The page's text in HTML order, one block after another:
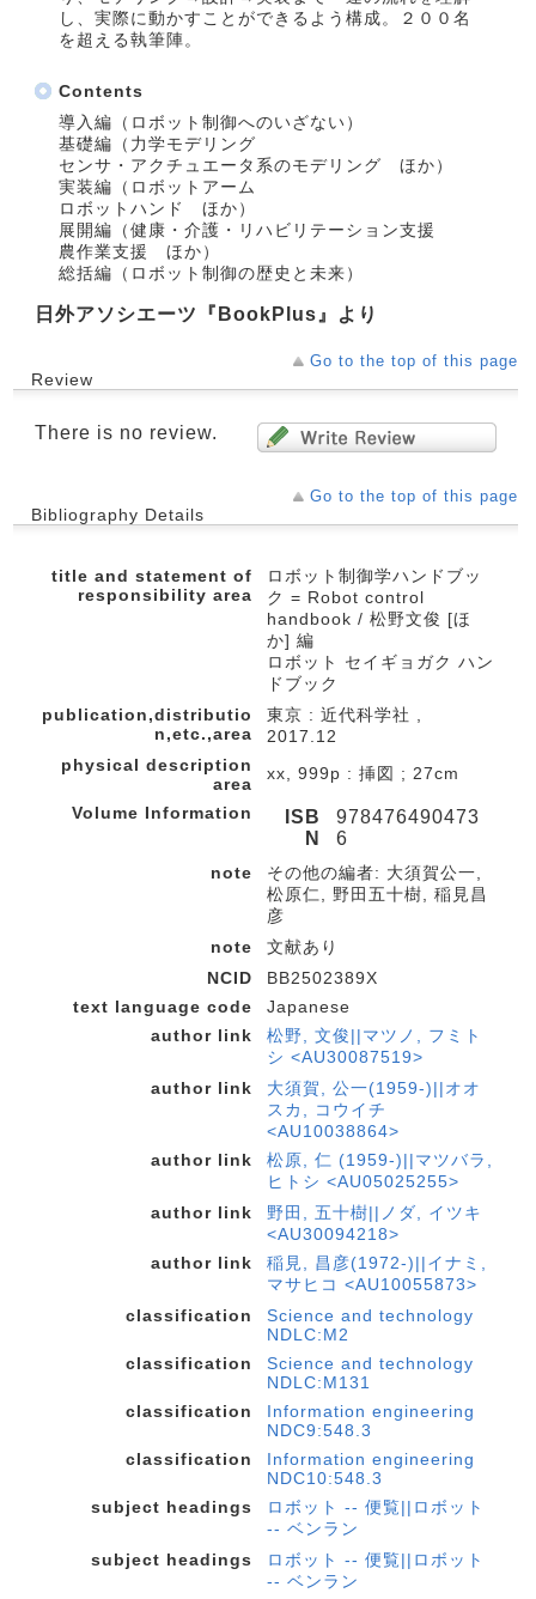
し、実際に動かすことができるよう構成。２００名
を超える執筆陣。
Contents
導入編（ロボット制御へのいざない）
基礎編（力学モデリング
センサ・アクチュエータ系のモデリング ほか）
実装編（ロボットアーム
ロボットハンド ほか）
展開編（健康・介護・リハビリテーション支援
農作業支援 ほか）
総括編（ロボット制御の歴史と未来）
日外アソシエーツ『BookPlus』より
Go to the top of this page
Review
There is no review.
Go to the top of this page
Bibliography Details
title and statement of
responsibility area
ロボット制御学ハンドブッ
ク = Robot control
handbook / 松野文俊 [ほ
か] 編
ロボット セイギョガク ハン
ドブック
publication,distributio
n,etc.,area
東京 : 近代科学社 ,
2017.12
physical description
area
xx, 999p : 挿図 ; 27cm
Volume Information
ISB
N
978476490473
6
note
その他の編者: 大須賀公一,
松原仁, 野田五十樹, 稲見昌
彦
note
文献あり
NCID
BB2502389X
text language code
Japanese
author link
松野, 文俊||マツノ, フミト
シ <AU30087519>
author link
大須賀, 公一(1959-)||オオ
スカ, コウイチ
<AU10038864>
author link
松原, 仁 (1959-)||マツバラ,
ヒトシ <AU05025255>
author link
野田, 五十樹||ノダ, イツキ
<AU30094218>
author link
稲見, 昌彦(1972-)||イナミ,
マサヒコ <AU10055873>
classification
Science and technology
NDLC:M2
classification
Science and technology
NDLC:M131
classification
Information engineering
NDC9:548.3
classification
Information engineering
NDC10:548.3
subject headings
ロボット -- 便覧||ロボット
-- ベンラン
subject headings
ロボット -- 便覧||ロボット
-- ベンラン